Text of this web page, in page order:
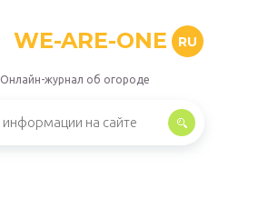
WE-ARE-ONE RU
Онлайн-журнал об огороде